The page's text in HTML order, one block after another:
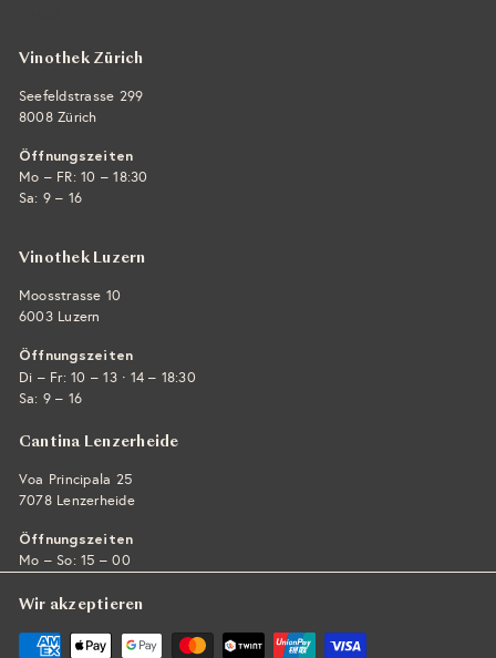
Vinothek Zürich
Seefeldstrasse 299
8008 Zürich
Öffnungszeiten
Mo – FR: 10 – 18:30
Sa: 9 – 16
Vinothek Luzern
Moosstrasse 10
6003 Luzern
Öffnungszeiten
Di – Fr: 10 – 13 · 14 – 18:30
Sa: 9 – 16
Cantina Lenzerheide
Voa Principala 25
7078 Lenzerheide
Öffnungszeiten
Mo – So: 15 – 00
Wir akzeptieren